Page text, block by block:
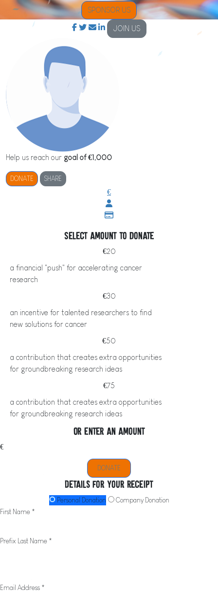
SPONSOR US
JOIN US
Help us reach our goal of €1,000
DONATE SHARE
€
Select amount to donate
€20
a financial "push" for accelerating cancer
research
€30
an incentive for talented researchers to find
new solutions for cancer
€50
a contribution that creates extra opportunities
for groundbreaking research ideas
€75
a contribution that creates extra opportunities
for groundbreaking research ideas
Or enter an amount
€
DONATE
Details for your receipt
Personal Donation
Company Donation
First Name *
Prefix Last Name *
Email Address *